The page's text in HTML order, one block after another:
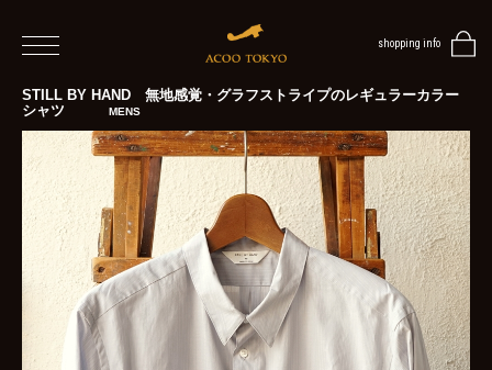
shopping info
home
women
blog
BLOG
TOP
STILL BY HAND 無地感覚・グラフストライプのレギュラーカラー
シャツ
MENS